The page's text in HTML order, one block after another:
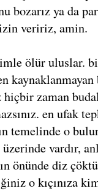
bozarız ya da
veririz, amin.
ölür uluslar.
kaynaklanmayan
zaman
en ufak
temelinde o
vardır,
önünde diz
o kıçınıza